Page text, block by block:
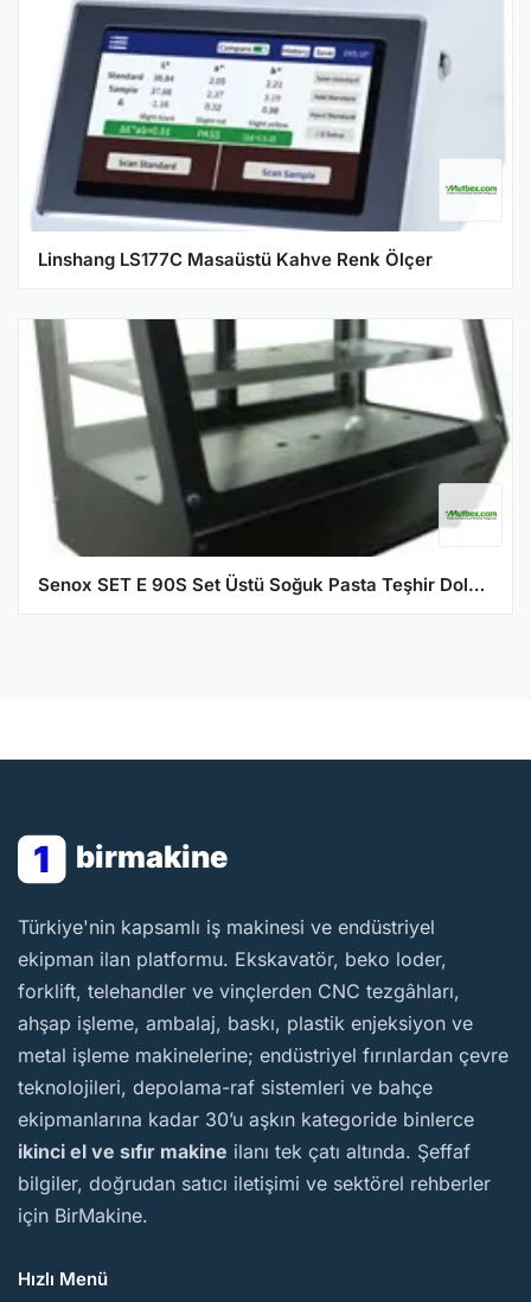
Linshang LS177C Masaüstü Kahve Renk Ölçer
Senox SET E 90S Set Üstü Soğuk Pasta Teşhir Dolabı, Eğik Cam, 90x60x70 cm
1 birmakine
BirMakine
Türkiye'nin kapsamlı iş makinesi ve endüstriyel
ekipman ilan platformu. Ekskavatör, beko loder,
forklift, telehandler ve vinçlerden CNC tezgâhları,
ahşap işleme, ambalaj, baskı, plastik enjeksiyon ve
metal işleme makinelerine; endüstriyel fırınlardan çevre
teknolojileri, depolama-raf sistemleri ve bahçe
ekipmanlarına kadar 30’u aşkın kategoride binlerce
ikinci el ve sıfır makine ilanı tek çatı altında. Şeffaf
bilgiler, doğrudan satıcı iletişimi ve sektörel rehberler
için BirMakine.
Hızlı Menü